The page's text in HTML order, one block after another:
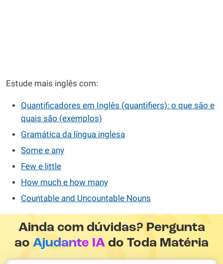
Estude mais inglês com:
Quantificadores em Inglês (quantifiers): o que são e
quais são (exemplos)
Gramática da língua inglesa
Some e any
Few e little
How much e how many
Countable and Uncountable Nouns
Ainda com dúvidas? Pergunta
aoAjudante IA do Toda Matéria